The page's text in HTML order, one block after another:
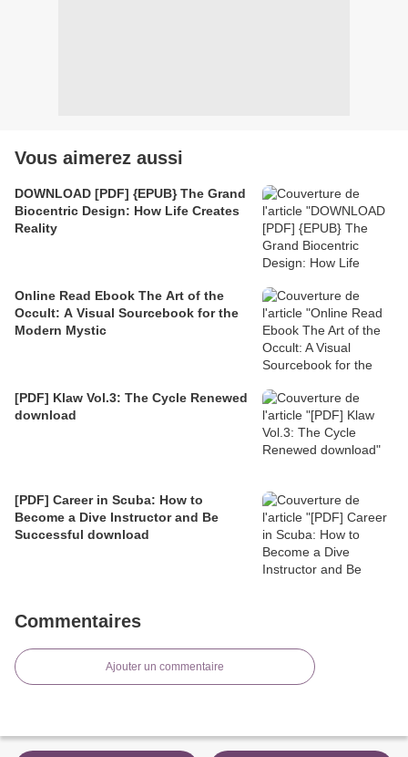
Vous aimerez aussi
DOWNLOAD [PDF] {EPUB} The Grand
Biocentric Design: How Life Creates
Reality
Online Read Ebook The Art of the
Occult: A Visual Sourcebook for the
Modern Mystic
[PDF] Klaw Vol.3: The Cycle Renewed
download
[PDF] Career in Scuba: How to
Become a Dive Instructor and Be
Successful download
Commentaires
Ajouter un commentaire